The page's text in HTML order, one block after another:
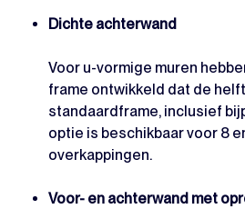
Dichte achterwand
Voor u-vormige muren
frame ontwikkeld dat de
standaardframe, inclusief
optie is beschikbaar voor 8
overkappingen.
Voor- en achterwand met